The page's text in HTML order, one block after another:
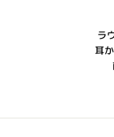
ラ
耳